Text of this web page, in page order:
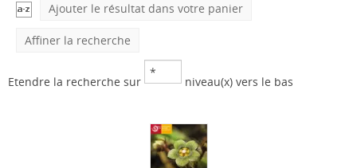
Ajouter le résultat dans votre panier
Affiner la recherche
Etendre la recherche sur niveau(x) vers le bas